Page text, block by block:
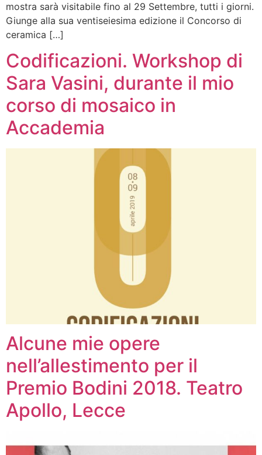
mostra sarà visitabile fino al 29 Settembre, tutti i giorni.
Giunge alla sua ventiseiesima edizione il Concorso di
ceramica […]
Codificazioni. Workshop di
Sara Vasini, durante il mio
corso di mosaico in
Accademia
Alcune mie opere
nell’allestimento per il
Premio Bodini 2018. Teatro
Apollo, Lecce